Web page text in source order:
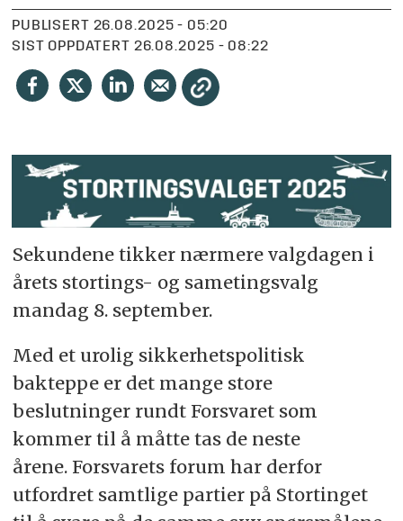
PUBLISERT
26.08.2025 - 05:20
SIST OPPDATERT
26.08.2025 - 08:22
Sekundene tikker nærmere valgdagen i
årets stortings- og sametingsvalg
mandag 8. september.
Med et urolig sikkerhetspolitisk
bakteppe er det mange store
beslutninger rundt Forsvaret som
kommer til å måtte tas de neste
årene. Forsvarets forum har derfor
utfordret samtlige partier på Stortinget